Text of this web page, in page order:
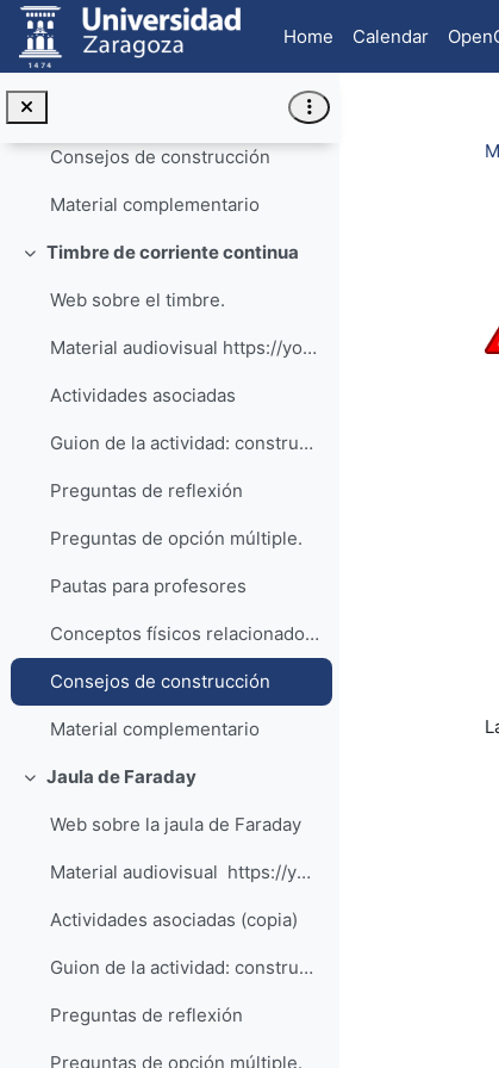
Skip to main content
Home
Calendar
Preguntas de opción múltiple.
Pautas para profesores
Conceptos físicos relacionados con la actividad
Consejos de construcción
Material complementario
Collapse
Timbre de corriente continua
Web sobre el timbre.
Material audiovisual https://youtu.be/C-Naxs6...
Actividades asociadas
Guion de la actividad: construye tu propio timbre
Preguntas de reflexión
Preguntas de opción múltiple.
Pautas para profesores
Conceptos físicos relacionados con la actividad
Consejos de construcción
Material complementario
Collapse
Jaula de Faraday
Web sobre la jaula de Faraday
Material audiovisual https://youtu.be/B...
Actividades asociadas (copia)
Guion de la actividad: construye tu propia Jaula de Faraday
Preguntas de reflexión
Preguntas de opción múltiple.